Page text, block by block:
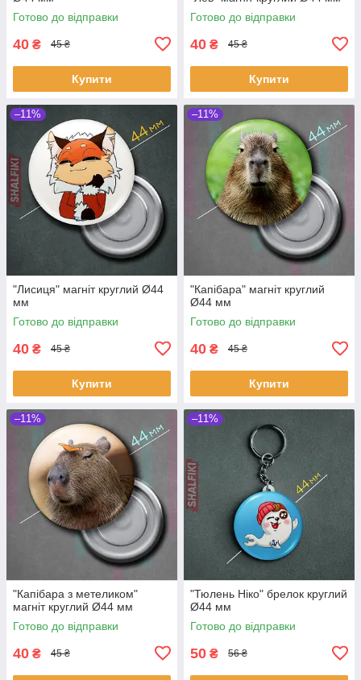
Готово до відправки
40 ₴ 45 ₴
Купити
Готово до відправки
40 ₴ 45 ₴
Купити
–11%
"Лисиця" магніт круглий Ø44
мм
Готово до відправки
40 ₴ 45 ₴
Купити
–11%
"Капібара" магніт круглий
Ø44 мм
Готово до відправки
40 ₴ 45 ₴
Купити
–11%
"Капібара з метеликом"
магніт круглий Ø44 мм
Готово до відправки
40 ₴ 45 ₴
–11%
"Тюлень Ніко" брелок круглий
Ø44 мм
Готово до відправки
50 ₴ 56 ₴